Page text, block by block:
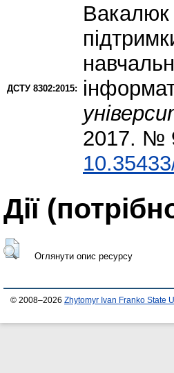
ДСТУ 8302:2015:
2017. №
Дії
Оглянути опис ресурсу
© 2008–2026 Zhytomyr Ivan Franko State